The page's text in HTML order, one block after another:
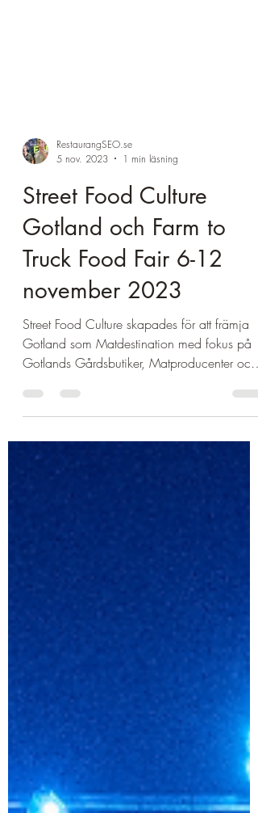
5 nov. 2023
1 min läsning
Street Food Culture
Gotland och Farm to
Truck Food Fair 6-12
november 2023
Street Food Culture skapades för att främja
Gotland som Matdestination med fokus på
Gotlands Gårdsbutiker, Matproducenter och